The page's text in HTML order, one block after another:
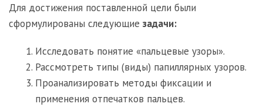
Для достижения поставленной цели были
сформулированы следующие задачи:
Исследовать понятие «пальцевые узоры».
Рассмотреть типы (виды) папиллярных узоров.
Проанализировать методы фиксации и
применения отпечатков пальцев.